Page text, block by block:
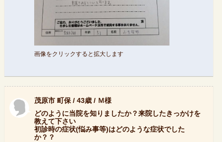
画像をクリックすると拡大します
茂原市 町保 / 43歳 / Ｍ様
どのように当院を知りましたか？来院したきっかけを
教えて下さい
初診時の症状(悩み事等)はどのような症状でした
か？？